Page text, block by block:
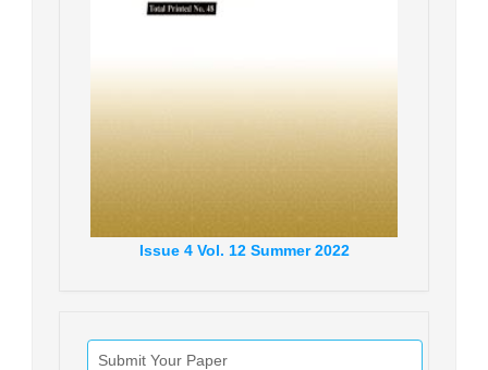
Issue4 Vol. 12 Summer 2022
Submit Your Paper